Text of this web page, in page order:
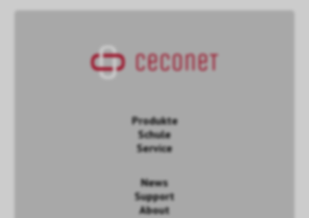
Produkte
Schule
Service
News
Support
About